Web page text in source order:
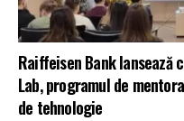
Raiffeisen Bank lansează
Lab, programul de
de tehnologie